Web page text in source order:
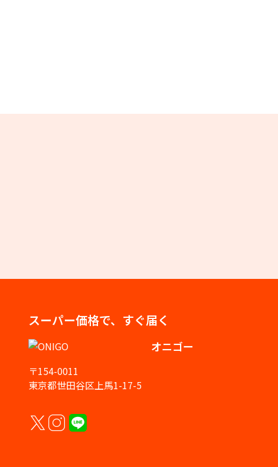
スーパー価格で、すぐ届く
オニゴー
〒154-0011
東京都世田谷区上馬1-17-5